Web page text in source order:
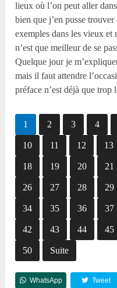
lieux où l’on peut aller
bien que j’en pusse
exemples dans les vieux et
n’est que meilleur de se
Quelque jour je
mais il faut attendre
préface n’est déjà que
1 2 3 4
10 11 12 13
18 19 20 21
26 27 28 29
34 35 36 37
42 43 44 45
50 Suite
WhatsApp Tweet